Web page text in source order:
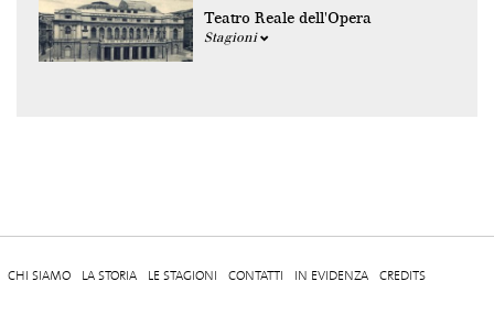
Teatro Reale dell'Opera
Stagioni
CHI SIAMO LA STORIA LE STAGIONI CONTATTI IN EVIDENZA CREDITS